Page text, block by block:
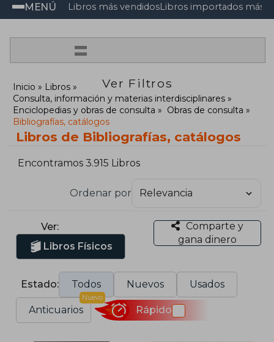
MENÚ Libros más vendidosLibros importados más
=
Ver Filtros
Inicio
Libros
Consulta, información y materias interdisciplinares
Enciclopedias y obras de consulta
Obras de consulta
Bibliografías, catálogos
Libros de Bibliografías, catálogos
Encontramos 3.915 Libros
Ordenar por
Ver:
Libros Físicos
Comparte y
gana dinero
Estado: Todos Nuevos Usados
Anticuarios
Nuevo
Rápido